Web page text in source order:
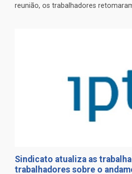
reunião, os trabalhadores
Sindicato atualiza as
trabalhadores sobre o